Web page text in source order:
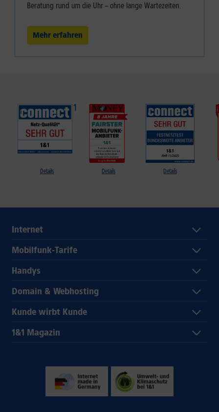
Beratung rund um die Uhr – ohne lange Wartezeiten.
Mehr erfahren
Details Details Details
Internet
Mobilfunk-Tarife
Handys
Domain & Webhosting
Kunde wirbt Kunde
1&1 Magazin